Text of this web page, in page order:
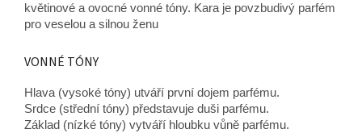
květinové a ovocné vonné tóny. Kara je povzbudivý parfém
pro veselou a silnou ženu
VONNÉ TÓNY
Hlava (vysoké tóny) utváří první dojem parfému.
Srdce (střední tóny) představuje duši parfému.
Základ (nízké tóny) vytváří hloubku vůně parfému.